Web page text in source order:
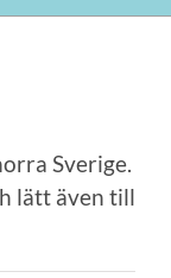
Sverige.
lätt även till